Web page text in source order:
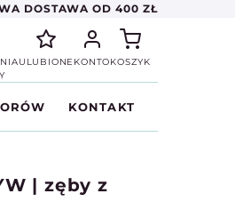
DOSTAWA OD 400 ZŁ
ULUBIONE KONTOKOSZYK
KONTAKT
| zęby z